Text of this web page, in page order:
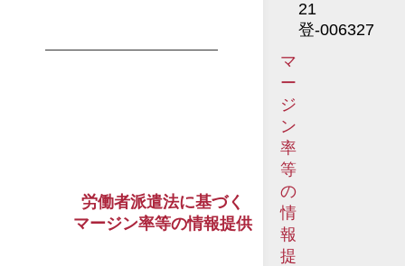
21
登-006327
労働者派遣法に基づく
マージン率等の情報提供
マ
ー
ジ
ン
率
等
の
情
報
提